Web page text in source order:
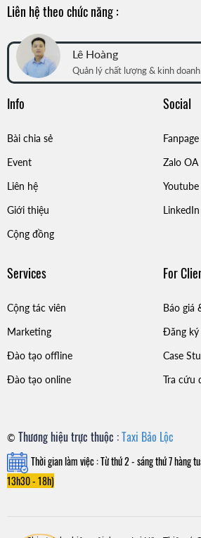
Liên hệ theo chức năng :
Lê Hoàng
Quản lý chất lượng & kinh doanh
Info
Bài chia sẻ
Event
Liên hệ
Giới thiệu
Cộng đồng
Social
Fanpage
Zalo OA
Youtube
LinkedIn
Services
Cộng tác viên
Marketing
Đào tạo offline
Đào tạo online
For
Báo giá
Đăng ký
Case
Tra cứu
© Thương hiệu trực thuộc :Taxi Bảo Lộc
Thời gian làm việc : Từ thứ 2 - sáng thứ 7 hàng
13h30 - 18h)